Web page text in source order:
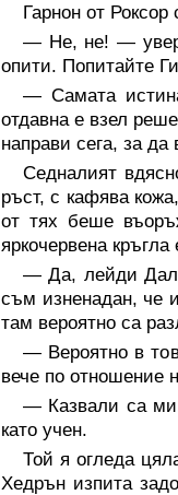
Гарнон от Роксор
— Не, не! —
опити. Попитайте
— Самата
отдавна е взел
направи сега, за
Седналият
ръст, с кафява
от тях беше
яркочервена
— Да, лейди
съм изненадан, че
там вероятно са
— Вероятно в
вече по отношение
— Казвали са
като учен.
Той я огледа
Хедрън изпита